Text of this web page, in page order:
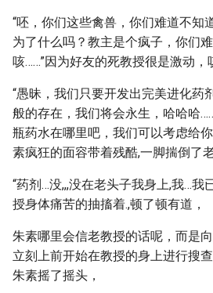
“呸，你们这些禽兽，你们难道不知
为了什么吗？教主是个疯子，你们
咳……”因为好友的死教授很是激动，
“愚昧，我们只要开发出完美进化药
般的存在，我们将会永生，哈哈哈
瓶药水在哪里吧，我们可以考虑给
素疯狂的面容带着残酷,一脚揣倒了
“药剂…没,,,没在老头子我身上,我…我
授身体痛苦的抽搐着.,顿了顿有道，
朱素哪里会信老教授的话呢，而是
立刻上前开始在教授的身上进行搜
朱素摇了摇头，